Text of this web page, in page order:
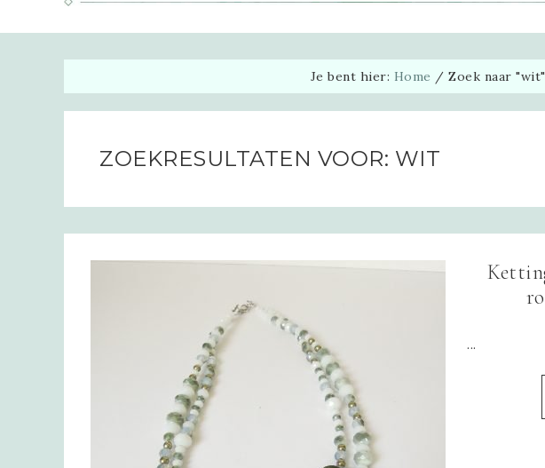
Je bent hier: Home / Zoek naar "wit"
ZOEKRESULTATEN VOOR: WIT
...